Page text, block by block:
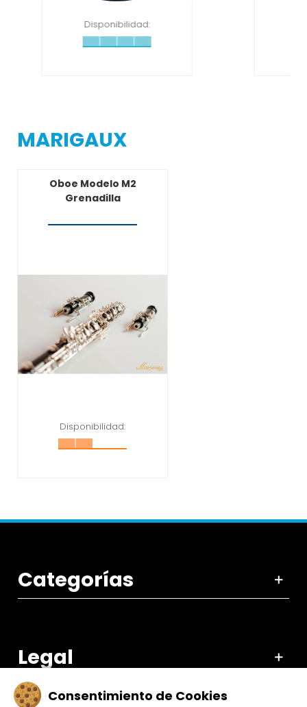
Disponibilidad:
MARIGAUX
Oboe Modelo M2
Grenadilla
Disponibilidad:
Categorías
Legal
Consentimiento de Cookies